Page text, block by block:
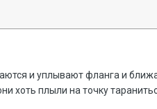
и уплывают фланга и
хоть плыли на точку